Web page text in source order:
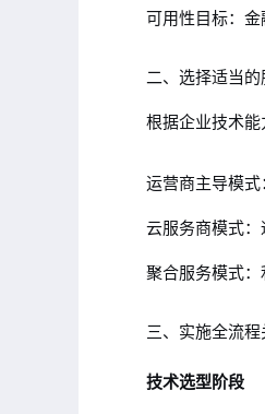
可用性目标：
二、选择适当的
根据企业技术能
运营商主导模
云服务商模式：
聚合服务模式
三、实施全流程
技术选型阶段